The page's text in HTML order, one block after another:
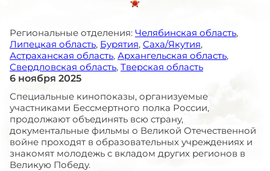
Региональные отделения: Челябинская область,
Липецкая область, Бурятия, Саха/Якутия,
Астраханская область, Архангельская область,
Свердловская область, Тверская область
6 ноября 2025
Специальные кинопоказы, организуемые
участниками Бессмертного полка России,
продолжают объединять всю страну,
документальные фильмы о Великой Отечественной
войне проходят в образовательных учреждениях и
знакомят молодежь с вкладом других регионов в
Великую Победу.